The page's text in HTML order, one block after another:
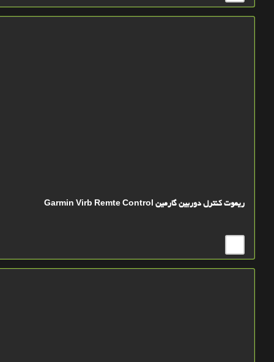
ریموت کنترل دوربین گارمین Garmin Virb Remte Control